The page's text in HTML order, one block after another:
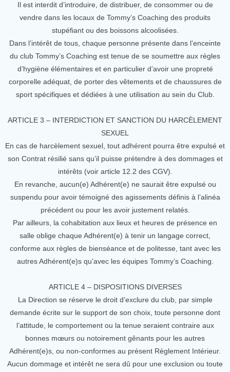
Il est interdit d’introduire, de distribuer, de consommer ou de
vendre dans les locaux de Tommy’s Coaching des produits
stupéfiant ou des boissons alcoolisées.
Dans l’intérêt de tous, chaque personne présente dans l’enceinte
du club Tommy’s Coaching est tenue de se soumettre aux règles
d’hygiène élémentaires et en particulier d’avoir une propreté
corporelle adéquat, de porter des vêtements et de chaussures de
sport spécifiques et dédiées à une utilisation au sein du Club.
ARTICLE 3 – INTERDICTION ET SANCTION DU HARCÈLEMENT
SEXUEL
En cas de harcèlement sexuel, tout adhérent pourra être expulsé et
son Contrat résilié sans qu’il puisse prétendre à des dommages et
intérêts (voir article 12.2 des CGV).
En revanche, aucun(e) Adhérent(e) ne saurait être expulsé ou
suspendu pour avoir témoigné des agissements définis à l’alinéa
précédent ou pour les avoir justement relatés.
Par ailleurs, la cohabitation aux lieux et heures de présence en
salle oblige chaque Adhérent(e) à tenir un langage correct,
conforme aux règles de bienséance et de politesse, tant avec les
autres Adhérent(e)s qu’avec les équipes Tommy’s Coaching.
ARTICLE 4 – DISPOSITIONS DIVERSES
La Direction se réserve le droit d’exclure du club, par simple
demande écrite sur le support de son choix, toute personne dont
l’attitude, le comportement ou la tenue seraient contraire aux
bonnes mœurs ou notoirement gênants pour les autres
Adhérent(e)s, ou non-conformes au présent Règlement Intérieur.
Aucun dommage et intérêt ne sera dû pour une exclusion ou toute